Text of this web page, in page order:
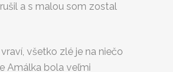
a s malou som zostal
všetko zlé je na niečo
Amálka bola veľmi